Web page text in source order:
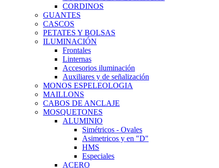
CORDINOS
GUANTES
CASCOS
PETATES Y BOLSAS
ILUMINACIÓN
Frontales
Linternas
Accesorios iluminación
Auxiliares y de señalización
MONOS ESPELEOLOGIA
MAILLONS
CABOS DE ANCLAJE
MOSQUETONES
ALUMINIO
Simétricos - Ovales
Asimetricos y en "D"
HMS
Especiales
ACERO